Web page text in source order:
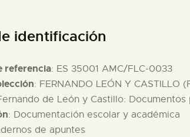
identificación
referencia: ES 35001 AMC/FLC-0033
: FERNANDO LEÓN Y CASTILLO
de León y Castillo: Documentos
: Documentación escolar y académica
de apuntes